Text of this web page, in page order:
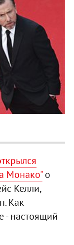
Монако"о
Келли,
Как
- настоящий